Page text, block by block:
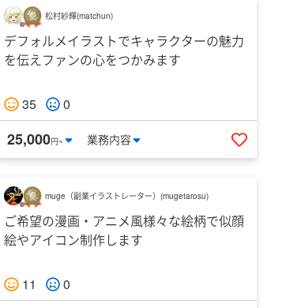
松村紗輝(matchun)
デフォルメイラストでキャラクターの魅力
を伝えファンの心をつかみます
35 0
25,000円~ 業務内容 いいね
muge（副業イラストレーター） (mugetarosu)
ご希望の漫画・アニメ風様々な絵柄で似顔
絵やアイコン制作します
11 0